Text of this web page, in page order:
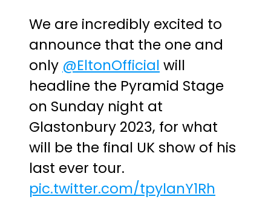
We are incredibly excited to
announce that the one and
only @EltonOfficial will
headline the Pyramid Stage
on Sunday night at
Glastonbury 2023, for what
will be the final UK show of his
last ever tour.
pic.twitter.com/tpylanY1Rh